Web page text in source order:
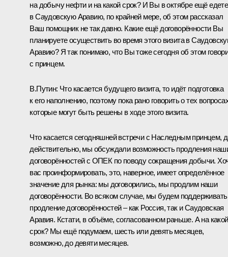
на добычу нефти и на какой срок? И Вы в октябре ещё едете
в Саудовскую Аравию, по крайней мере, об этом рассказал
Ваш помощник не так давно. Какие ещё договорённости Вы
планируете осуществить во время этого визита в
Аравию? Я так понимаю, что Вы тоже сегодня об этом
с принцем.
В.Путин: Что касается будущего визита, то идёт подготовка
к его наполнению, поэтому пока рано говорить о тех
которые могут быть решены в ходе этого визита.
Что касается сегодняшней встречи с Наследным принцем,
действительно, мы обсуждали возможность продления
договорённостей с ОПЕК по поводу сокращения добычи.
вас проинформировать, это, наверное, имеет определённое
значение для рынка: мы договорились, мы продлим наши
договорённости. Во всяком случае, мы будем поддерживать
продление договорённостей – как Россия, так и Саудовская
Аравия. Кстати, в объёме, согласованном раньше. А на какой
срок? Мы ещё подумаем, шесть или девять месяцев,
возможно, до девяти месяцев.